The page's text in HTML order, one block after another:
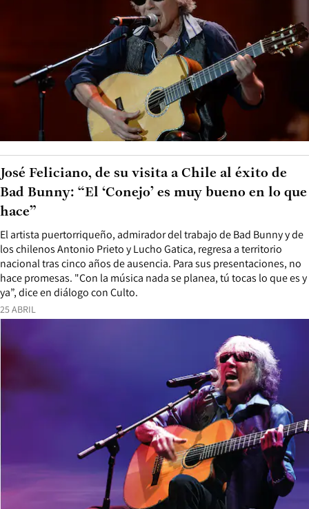
25 ABRIL
El artista puertorriqueño, admirador del trabajo de Bad Bunny y de
los chilenos Antonio Prieto y Lucho Gatica, regresa a territorio
nacional tras cinco años de ausencia. Para sus presentaciones, no
hace promesas. "Con la música nada se planea, tú tocas lo que es y
ya”, dice en diálogo con Culto.
José Feliciano, de su visita a Chile al éxito de
Bad Bunny: “El ‘Conejo’ es muy bueno en lo que
hace”